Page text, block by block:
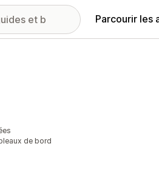
Parcourir les
de bord